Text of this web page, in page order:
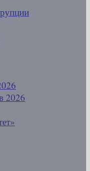
2026